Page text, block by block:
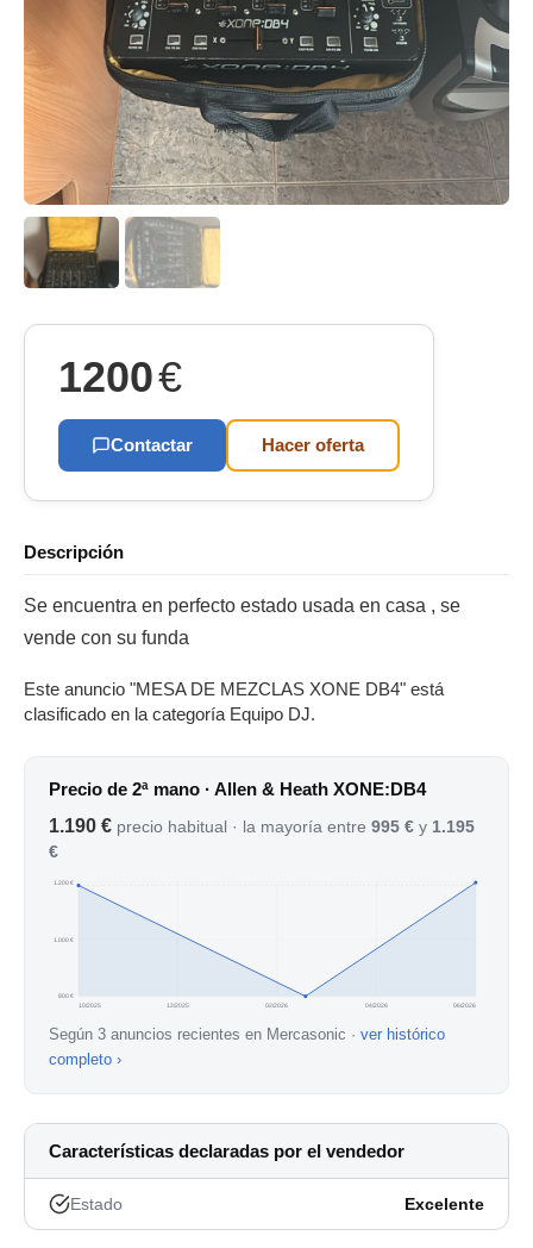
1200€
Contactar Hacer oferta
Descripción
Se encuentra en perfecto estado usada en casa , se
vende con su funda
Este anuncio "MESA DE MEZCLAS XONE DB4" está
clasificado en la categoría Equipo DJ.
Precio de 2ª mano · Allen & Heath XONE:DB4
1.190 € precio habitual · la mayoría entre 995 € y 1.195
€
800 €
1.000 €
1.200 €
10/2025 12/2025 02/2026 04/2026 06/2026
Según 3 anuncios recientes en Mercasonic · ver histórico
completo ›
Características declaradas por el vendedor
Estado Excelente